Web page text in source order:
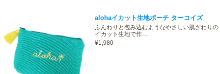
alohaイカット生地ポーチ ターコイズ
ふんわりと包み込むようなやさしい肌ざわりの
イカット生地で作…
¥1,980